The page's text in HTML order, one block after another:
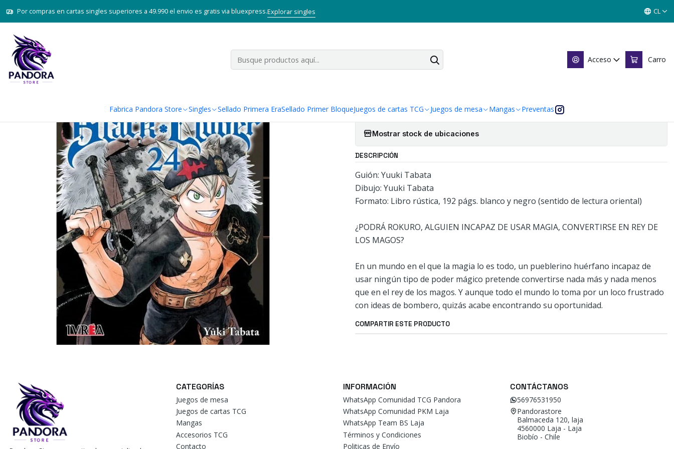
Acceso Carro
Fabrica Pandora Store Singles Sellado Primera EraSellado Primer BloqueJuegos de cartas TCG Juegos de mesa Mangas Preventas
Por compras en cartas singles superiores a 49.990 el envio es gratis via bluexpress.Explorar singles CL
Inicio Mangas
Black Clover 24
Agregar a la lista de favoritos
Mostrar stock de ubicaciones
DESCRIPCIÓN
Guión: Yuuki Tabata
Dibujo: Yuuki Tabata
Formato: Libro rústica, 192 págs. blanco y negro (sentido de lectura oriental)
¿PODRÁ ROKURO, ALGUIEN INCAPAZ DE USAR MAGIA, CONVERTIRSE EN REY DE
LOS MAGOS?
En un mundo en el que la magia lo es todo, un pueblerino huérfano incapaz de
usar ningún tipo de poder mágico pretende convertirse nada más y nada menos
que en el rey de los magos. Y aunque todo el mundo lo toma por un loco frustrado
con ideas de bombero, quizás acabe encontrando su oportunidad.
COMPARTIR ESTE PRODUCTO
CATEGORÍAS
Juegos de mesa
Juegos de cartas TCG
Mangas
Accesorios TCG
Contacto
INFORMACIÓN
WhatsApp Comunidad TCG Pandora
WhatsApp Comunidad PKM Laja
WhatsApp Team BS Laja
Términos y Condiciones
Politicas de Envío
CONTÁCTANOS
56976531950
Pandorastore
Balmaceda 120, laja
4560000 Laja - Laja
Biobío - Chile